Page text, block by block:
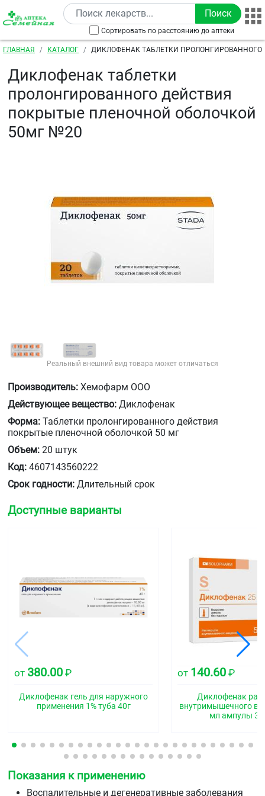
Перейти к основному содержанию
Сортировать по расстоянию до аптеки
Строка навигации
ГЛАВНАЯ КАТАЛОГ
ДИКЛОФЕНАК ТАБЛЕТКИ ПРОЛОНГИРОВАННОГО
Диклофенак таблетки
пролонгированного действия
покрытые пленочной оболочкой
50мг №20
Реальный внешний вид товара может отличаться
Производитель: Хемофарм ООО
Действующее вещество: Диклофенак
Форма: Таблетки пролонгированного действия
покрытые пленочной оболочкой 50 мг
Объем: 20 штук
Код: 4607143560222
Срок годности: Длительный срок
Доступные варианты
от 380.00 ₽
Диклофенак гель для наружного
применения 1% туба 40г
от 140.60 ₽
Диклофенак
внутримышечного
мл ампулы
Показания к применению
Воспалительные и дегенеративные заболевания